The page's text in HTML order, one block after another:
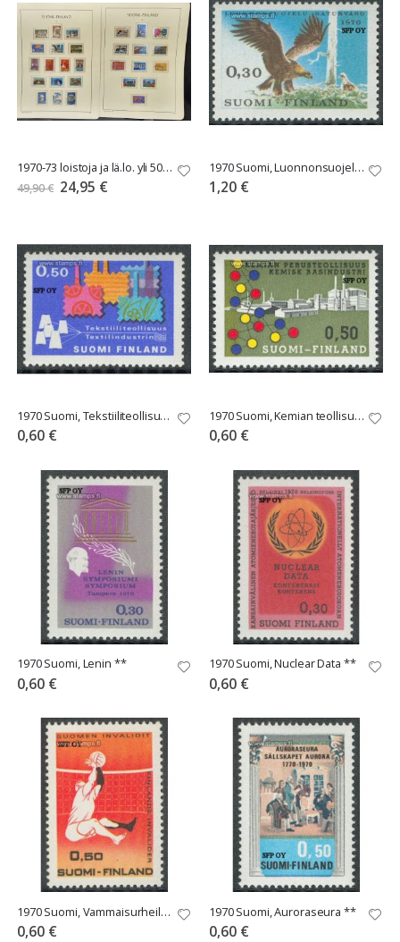
1970-73 loistoja ja lä.lo. yli 50 kpl
49,90 € Tarjoushinta
24,95 €
1970 Suomi, Luonnonsuojelu **
1,20 €
1970 Suomi, Tekstiiliteollisuus **
0,60 €
1970 Suomi, Kemian teollisuus **
0,60 €
1970 Suomi, Lenin **
0,60 €
1970 Suomi, Nuclear Data **
0,60 €
1970 Suomi, Vammaisurheilu **
0,60 €
1970 Suomi, Auroraseura **
0,60 €